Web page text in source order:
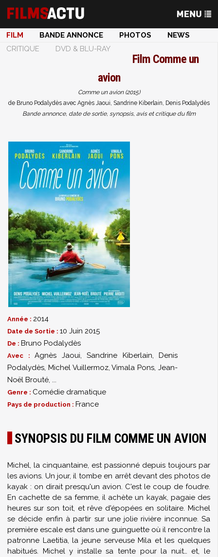
FILM BANDE ANNONCE PHOTOS
NEWS
CRITIQUE
DVD & BLU-RAY
Film Comme un
avion
Comme un avion (2015)
de Bruno Podalydès avec Agnès Jaoui, Sandrine Kiberlain, Denis Podalydès
Bande annonce, date de sortie, synopsis, avis et critique du film
Année : 2014
Date de Sortie : 10 Juin 2015
De : Bruno Podalydès
Avec : Agnès Jaoui, Sandrine Kiberlain, Denis
Podalydès, Michel Vuillermoz,Vimala Pons,Jean-
Noël Brouté, ...
Genre : Comédie dramatique
Pays de production : France
SYNOPSIS DU FILM COMME UN AVION
Michel, la cinquantaine, est passionné depuis toujours par
les avions. Un jour, il tombe en arrêt devant des photos de
kayak : on dirait presqu'un avion. C'est le coup de foudre.
En cachette de sa femme, il achète un kayak, pagaie des
heures sur son toit, et rêve d'épopées en solitaire. Michel
se décide enfin à partir sur une jolie rivière inconnue. Sa
première escale est dans une guinguette où il rencontre la
patronne Laetitia, la jeune serveuse Mila et les quelques
habitués. Michel y installe sa tente pour la nuit… et, le